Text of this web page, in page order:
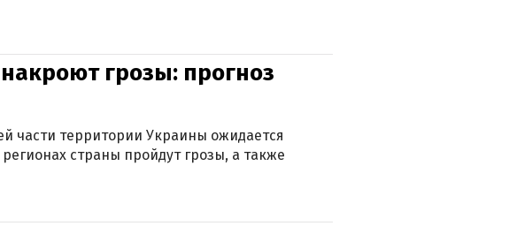
грозы: прогноз
части территории Украины ожидается
страны пройдут грозы, а также